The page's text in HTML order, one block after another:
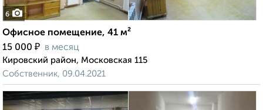
6
Офисное помещение, 41 м²
15 000 ₽ в месяц
Кировский район, Московская 115
Собственник, 09.04.2021